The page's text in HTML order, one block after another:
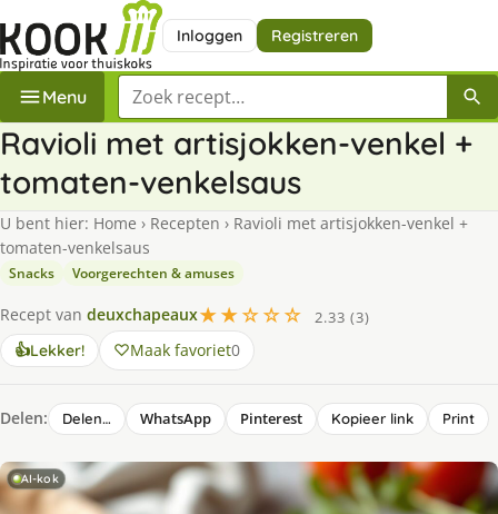
Inloggen Registreren
Menu Zoek een recept
Ravioli met artisjokken-venkel +
tomaten-venkelsaus
U bent hier: Home › Recepten › Ravioli met artisjokken-venkel +
tomaten-venkelsaus
Snacks Voorgerechten & amuses
Recept van deuxchapeaux★★☆☆☆
2.33 (3)
👍Lekker! Maak favoriet0
Delen: Delen… WhatsApp Pinterest Kopieer link Print
AI-kok